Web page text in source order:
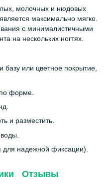
молочных и нюдовых
максимально мягко.
с минималистичными
на нескольких ногтях.
базу или цветное покрытие,
форме.
и разместить.
надежной фиксации).
Отзывы